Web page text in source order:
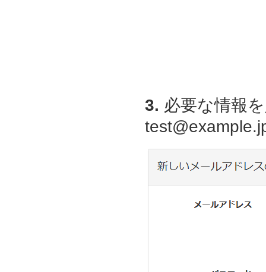
3. 必要な情報